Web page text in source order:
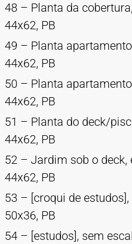
48 – Planta da
44x62, PB
49 – Planta
44x62, PB
50 – Planta
44x62, PB
51 – Planta do deck/
44x62, PB
52 – Jardim sob o deck,
44x62, PB
53 – [croqui de
50x36, PB
54 – [estudos], sem